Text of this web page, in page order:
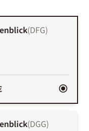
(DFG)
(DGG)